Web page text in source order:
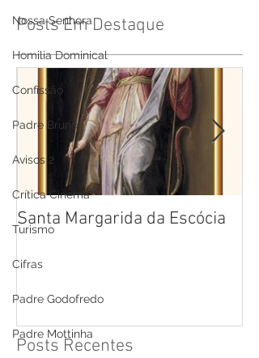
Nossa Senhora
Homilia Dominical
Confissão
Padre Bruno
Avisos 2
Crítica Cinema
Turismo
Cifras
Padre Godofredo
Padre Mottinha
Posts Em Destaque
Santa Margarida da Escócia
Posts Recentes